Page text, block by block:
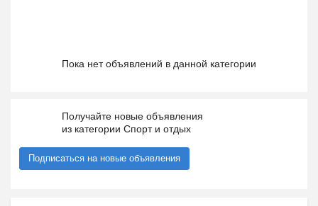
Пока нет объявлений в данной категории
Получайте новые объявления
из категории Спорт и отдых
Подписаться на новые объявления